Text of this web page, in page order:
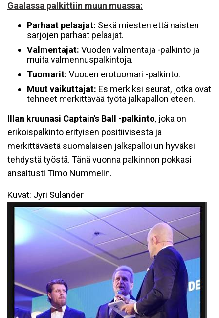
Gaalassa palkittiin muun muassa:
Parhaat pelaajat: Sekä miesten että naisten
sarjojen parhaat pelaajat.
Valmentajat: Vuoden valmentaja -palkinto ja
muita valmennuspalkintoja.
Tuomarit: Vuoden erotuomari -palkinto.
Muut vaikuttajat: Esimerkiksi seurat, jotka ovat
tehneet merkittävää työtä jalkapallon eteen.
Illan kruunasi Captain's Ball -palkinto, joka on
erikoispalkinto erityisen positiivisesta ja
merkittävästä suomalaisen jalkapalloilun hyväksi
tehdystä työstä. Tänä vuonna palkinnon pokkasi
ansaitusti Timo Nummelin.
Kuvat: Jyri Sulander